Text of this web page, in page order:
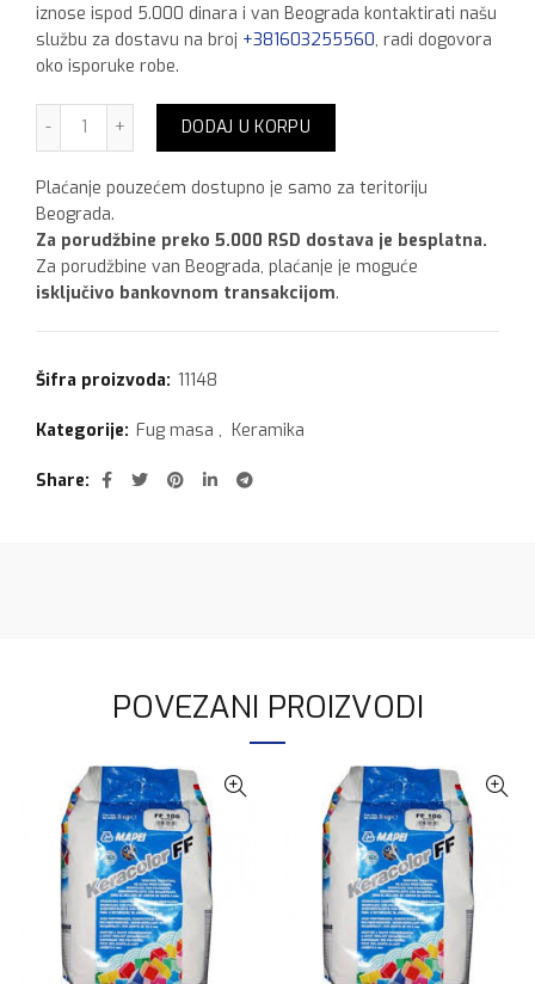
iznose ispod 5.000 dinara i van Beograda kontaktirati našu
službu za dostavu na broj +381603255560, radi dogovora
oko isporuke robe.
Ceresit CE 40 Antracite 13, 2 kg količina
DODAJ U KORPU
Plaćanje pouzećem dostupno je samo za teritoriju
Beograda.
Za porudžbine preko 5.000 RSD dostava je besplatna.
Za porudžbine van Beograda, plaćanje je moguće
isključivo bankovnom transakcijom.
Šifra proizvoda: 11148
Kategorije: Fug masa , Keramika
Share
POVEZANI PROIZVODI